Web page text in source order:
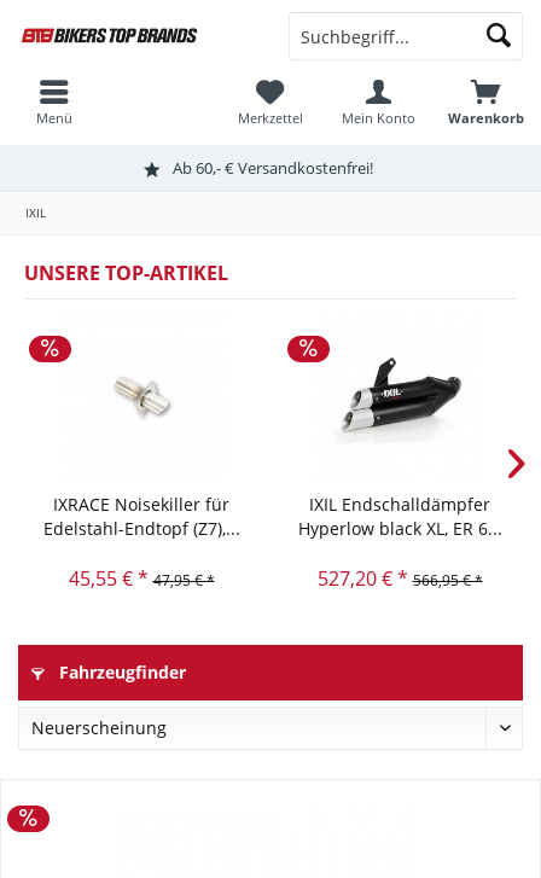
Ab 60,- € Versandkostenfrei!
Warenkorb
Merkzettel Mein Konto
Menü
IXIL
UNSERE TOP-ARTIKEL
IXRACE Noisekiller für
Edelstahl-Endtopf (Z7),...
45,55 € * 47,95 € *
IXIL Endschalldämpfer
Hyperlow black XL, ER 6...
527,20 € * 566,95 € *
Fahrzeugfinder